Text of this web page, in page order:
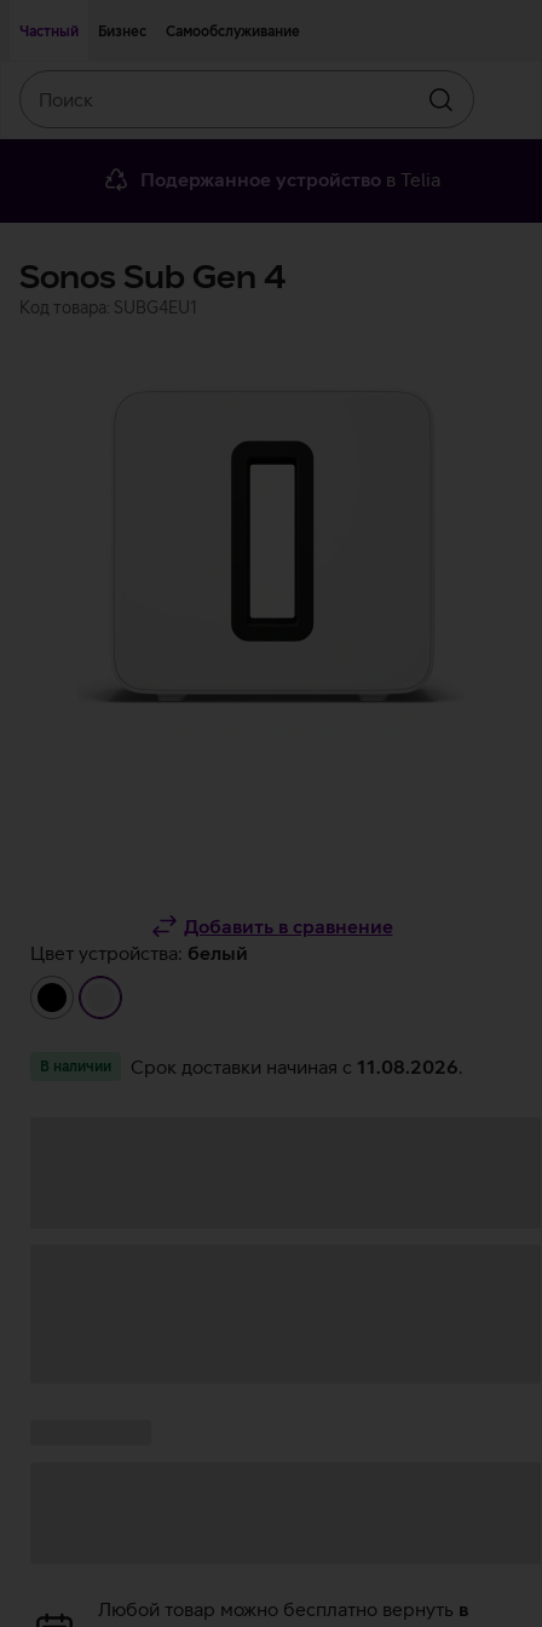
Частный
Бизнес Самообслуживание
Искать
Подержанное устройство в Telia
Sonos Sub Gen 4
Код товара: SUBG4EU1
Добавить в сравнение
Цвет устройства: белый
чёрныйбелый
В наличии Срок доставки начиная c 11.08.2026
ЗагрузкаЛюбой товар можно бесплатно вернуть в